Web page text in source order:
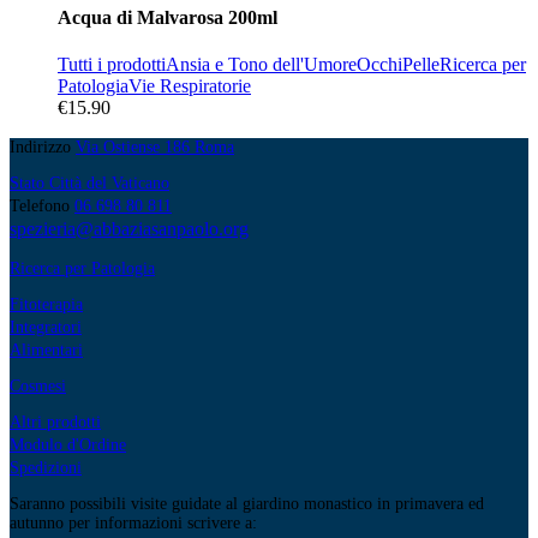
Acqua di Malvarosa 200ml
Tutti i prodottiAnsia e Tono dell'UmoreOcchiPelleRicerca per
PatologiaVie Respiratorie
€15.90
Indirizzo Via Ostiense 186 Roma
Stato Città del Vaticano
Telefono 06 698 80 811
spezieria@abbaziasanpaolo.org
Ricerca per Patologia
Fitoterapia
Integratori
Alimentari
Cosmesi
Altri prodotti
Modulo d'Ordine
Spedizioni
Saranno possibili visite guidate al giardino monastico in primavera ed
autunno per informazioni scrivere a: